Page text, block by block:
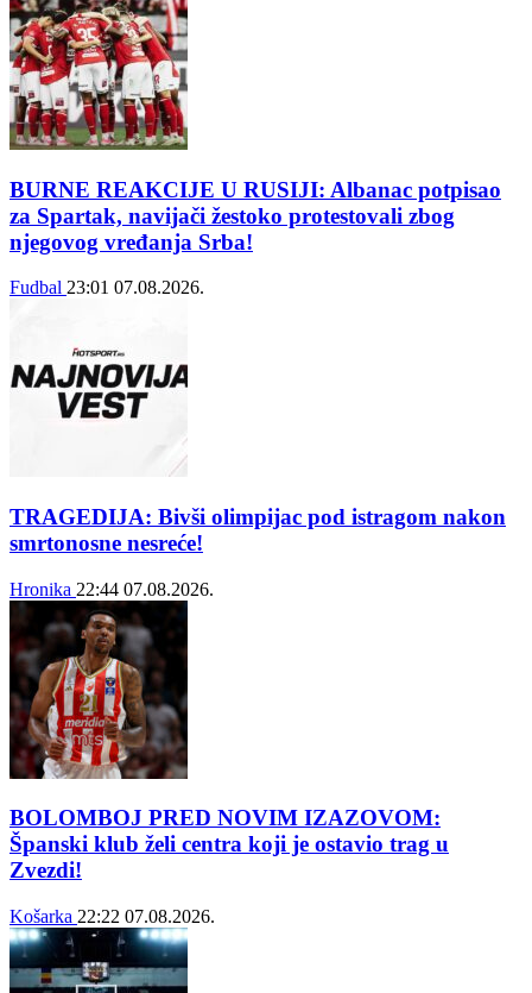
BURNE REAKCIJE U RUSIJI: Albanac potpisao
za Spartak, navijači žestoko protestovali zbog
njegovog vređanja Srba!
Fudbal 23:01 07.08.2026.
TRAGEDIJA: Bivši olimpijac pod istragom nakon
smrtonosne nesreće!
Hronika 22:44 07.08.2026.
BOLOMBOJ PRED NOVIM IZAZOVOM:
Španski klub želi centra koji je ostavio trag u
Zvezdi!
Košarka 22:22 07.08.2026.